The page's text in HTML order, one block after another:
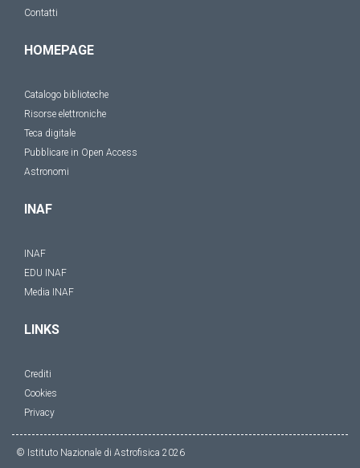
Contatti
HOMEPAGE
Catalogo biblioteche
Risorse elettroniche
Teca digitale
Pubblicare in Open Access
Astronomi
INAF
INAF
EDU INAF
Media INAF
LINKS
Crediti
Cookies
Privacy
© Istituto Nazionale di Astrofisica 2026